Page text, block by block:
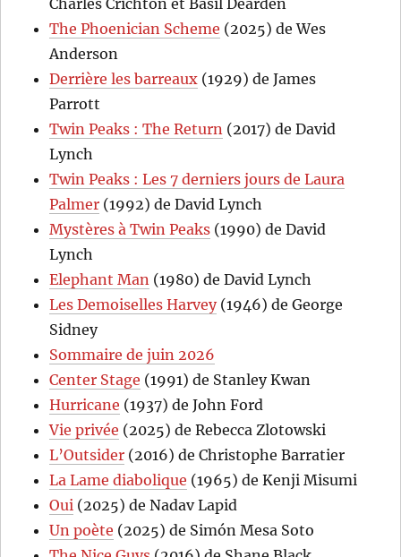
The Phoenician Scheme (2025) de Wes
Anderson
Derrière les barreaux (1929) de James
Parrott
Twin Peaks : The Return (2017) de David
Lynch
Twin Peaks : Les 7 derniers jours de Laura
Palmer (1992) de David Lynch
Mystères à Twin Peaks (1990) de David
Lynch
Elephant Man (1980) de David Lynch
Les Demoiselles Harvey(1946) de George
Sidney
Sommaire de juin 2026
Center Stage (1991) de Stanley Kwan
Hurricane (1937) de John Ford
Vie privée (2025) de Rebecca Zlotowski
L’Outsider (2016) de Christophe Barratier
La Lame diabolique (1965) de Kenji Misumi
Oui (2025) de Nadav Lapid
Un poète (2025) de Simón Mesa Soto